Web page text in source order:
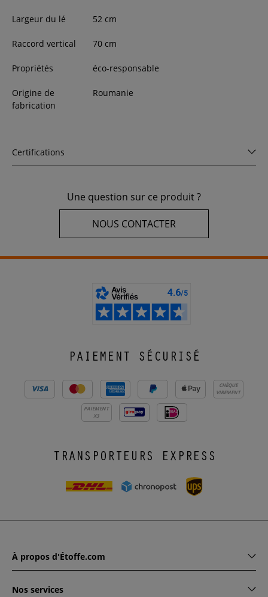
Largeur du lé 52 cm
Raccord vertical 70 cm
Propriétés éco-responsable
Origine de
fabrication
Roumanie
Certifications
Une question sur ce produit ?
NOUS CONTACTER
PAIEMENT SÉCURISÉ
CHÈQUE
VIREMENT
PAIEMENT
X3
TRANSPORTEURS EXPRESS
À propos d'Étoffe.com
Nos services